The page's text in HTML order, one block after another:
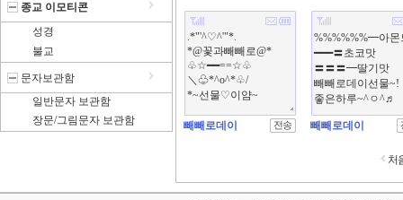
종교 이모티콘
성경
불교
문자보관함
일반문자 보관함
장문/그림문자 보관함
빼빼로데이 빼빼로데이
처